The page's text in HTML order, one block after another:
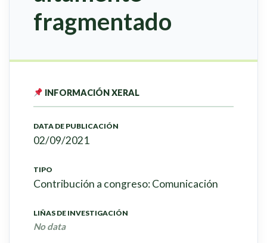
fragmentado
INFORMACIÓN XERAL
DATA DE PUBLICACIÓN
02/09/2021
TIPO
Contribución a congreso: Comunicación
LIÑAS DE INVESTIGACIÓN
No data